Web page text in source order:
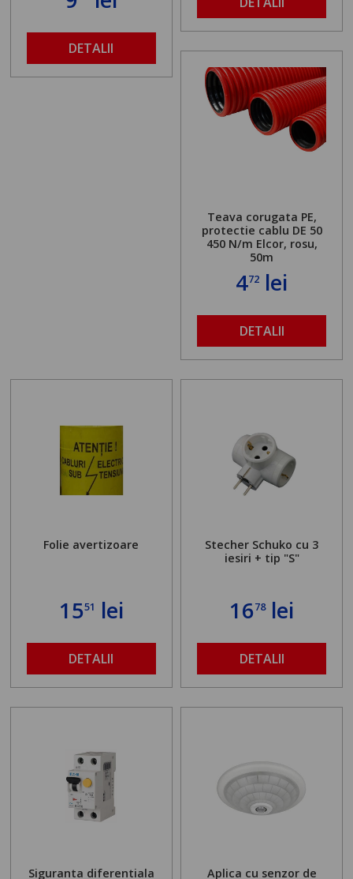
DETALII
Teava corugata PE,
protectie cablu DE 50
450 N/m Elcor, rosu,
50m
472 lei
DETALII
Folie avertizoare
1551 lei
DETALII
Stecher Schuko cu 3
iesiri + tip "S"
1678lei
DETALII
Siguranta diferentiala
Aplica cu senzor de